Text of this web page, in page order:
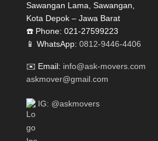
Sawangan Lama, Sawangan,
Kota Depok – Jawa Barat
☎️ Phone: 021-27599223
📱 WhatsApp: 0812-9446-4406
✉️ Email: info@ask-movers.com
askmover@gmail.com
IG: @askmovers